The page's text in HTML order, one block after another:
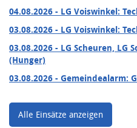
04.08.2026 - LG Voiswinkel:
03.08.2026 - LG Voiswinkel:
03.08.2026 - LG Scheuren, LG
(Hunger)
03.08.2026 - Gemeindealarm:
Alle Einsätze anzeigen